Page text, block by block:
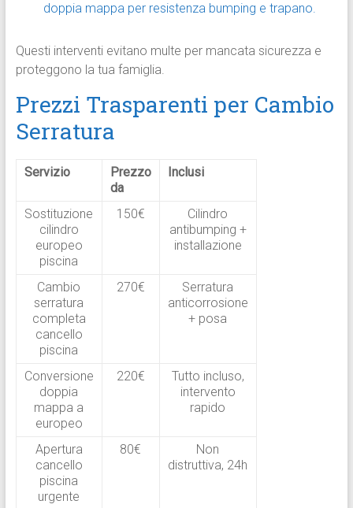
doppia mappa per resistenza bumping e trapano.
Questi interventi evitano multe per mancata sicurezza e
proteggono la tua famiglia.
Prezzi Trasparenti per Cambio
Serratura
Servizio
Prezzo
da
Inclusi
Sostituzione
cilindro
europeo
piscina
150€
Cilindro
antibumping +
installazione
Cambio
serratura
completa
cancello
piscina
270€
Serratura
anticorrosione
+ posa
Conversione
doppia
mappa a
europeo
220€
Tutto incluso,
intervento
rapido
Apertura
cancello
piscina
urgente
80€
Non
distruttiva, 24h